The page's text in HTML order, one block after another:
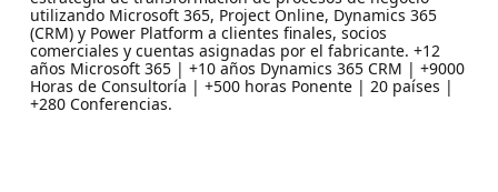
utilizando Microsoft 365, Project Online, Dynamics 365
(CRM) y Power Platform a clientes finales, socios
comerciales y cuentas asignadas por el fabricante. +12
años Microsoft 365 | +10 años Dynamics 365 CRM | +9000
Horas de Consultoría | +500 horas Ponente | 20 países |
+280 Conferencias.